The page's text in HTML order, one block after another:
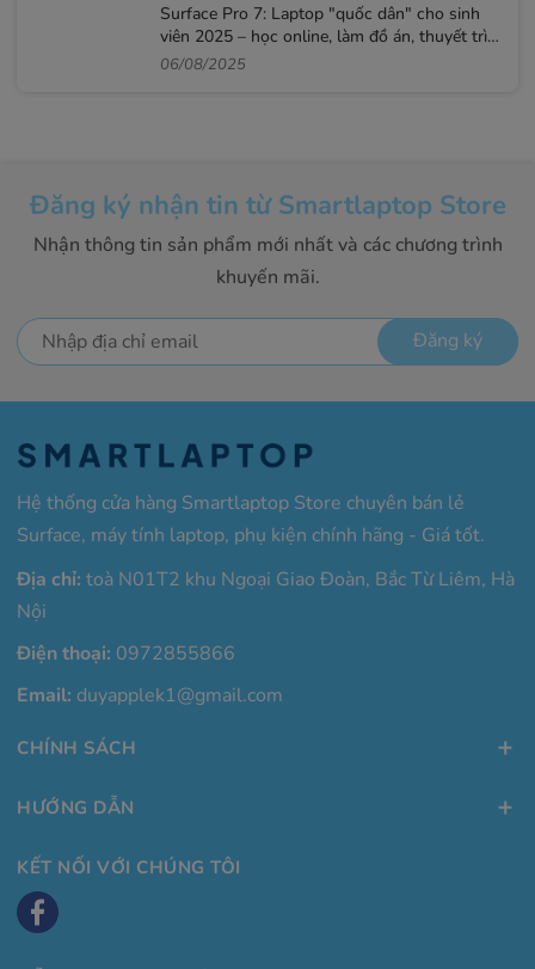
Surface Pro 7: Laptop "quốc dân" cho sinh
viên 2025 – học online, làm đồ án, thuyết trình
mượt
06/08/2025
Đăng ký nhận tin từ Smartlaptop Store
Nhận thông tin sản phẩm mới nhất và các chương trình
khuyến mãi.
Đăng ký
Hệ thống cửa hàng Smartlaptop Store chuyên bán lẻ
Surface, máy tính laptop, phụ kiện chính hãng - Giá tốt.
Địa chỉ: toà N01T2 khu Ngoại Giao Đoàn, Bắc Từ Liêm, Hà
Nội
Điện thoại: 0972855866
Email: duyapplek1@gmail.com
CHÍNH SÁCH
HƯỚNG DẪN
KẾT NỐI VỚI CHÚNG TÔI